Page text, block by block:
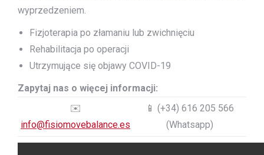
wyprzedzeniem.
Fizjoterapia po złamaniu lub zwichnięciu
Rehabilitacja po operacji
Utrzymujące się objawy COVID-19
Zapytaj nas o więcej informacji:
✉️
info@fisiomovebalance.es
📱 (+34) 616 205 566
(Whatsapp)